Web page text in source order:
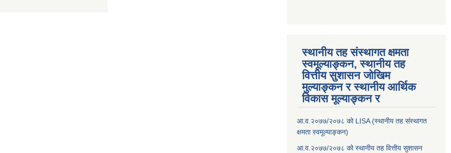
स्थानीय तह संस्थागत क्षमता
स्वमूल्याङ्कन, स्थानीय तह
वित्तीय सुशासन जोखिम
मुल्याङ्कन र स्थानीय आर्थिक
विकास मूल्याङ्कन र
आ.व.२०७७/२०७८ को LISA (स्थानीय तह संस्थागत
क्षमता स्वमूल्याङ्कन)
आ.व.२०७७/२०७८ को स्थानीय तह वित्तीय सुशासन